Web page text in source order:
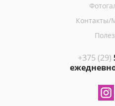
Контакты/
+375 (29)